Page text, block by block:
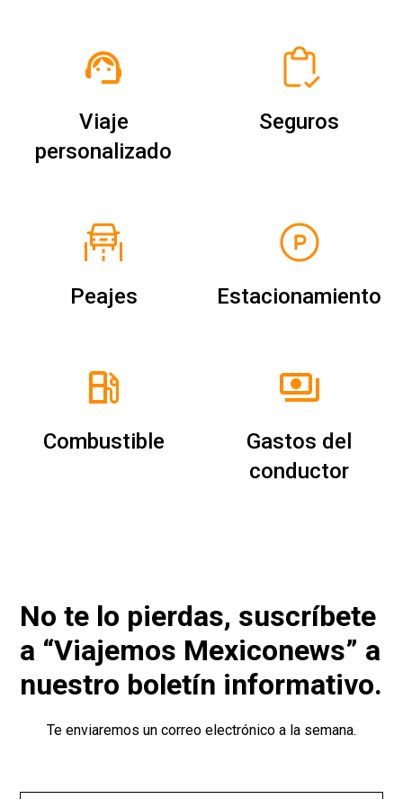
Viaje
personalizado
Seguros
Peajes Estacionamiento
Combustible
Gastos del
conductor
No te lo pierdas, suscríbete
a “Viajemos Mexiconews” a
nuestro boletín informativo.
Te enviaremos un correo electrónico a la semana.